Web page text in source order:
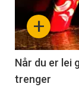
nå
-
2
+
Når du er lei
trenger